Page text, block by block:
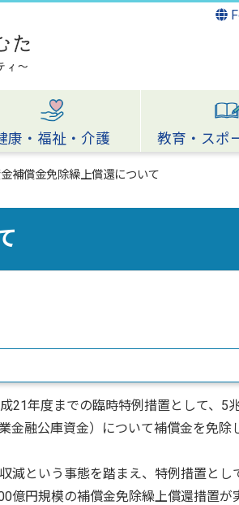
康・福祉・介護 教育・スポ
補償金免除繰上償還について
21年度までの臨時特例措置として、5
金融公庫資金）について補償金を免除
減という事態を踏まえ、特例措置とし
億円規模の補償金免除繰上償還措置が